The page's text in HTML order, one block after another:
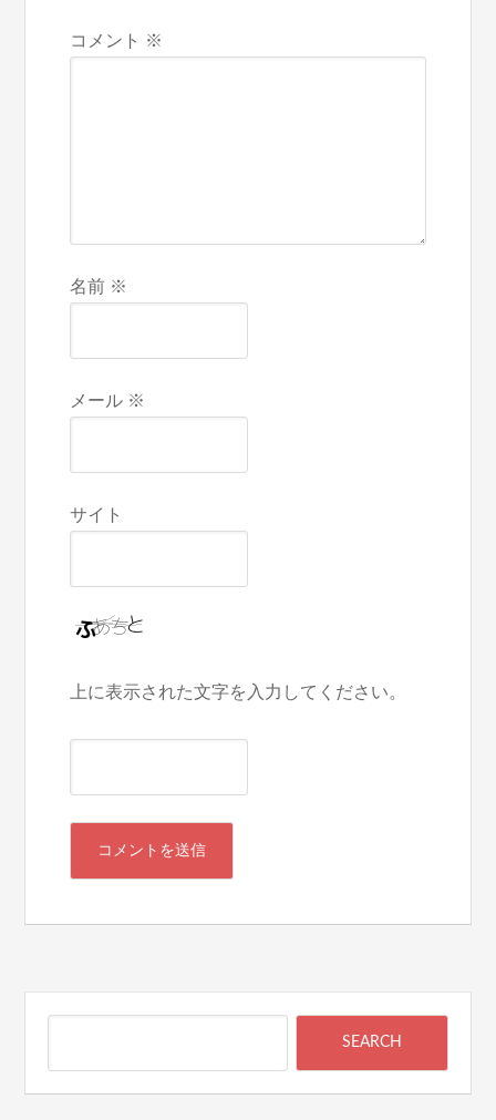
コメント ※
名前 ※
メール ※
サイト
上に表示された文字を入力してください。